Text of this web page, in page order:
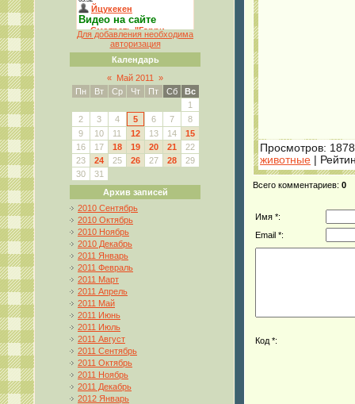
Для добавления необходима
авторизация
Календарь
« Май 2011
»
Пн
Вт Ср Чт Пт Сб
Вс
1
2
3 4 5 6 7
8
9
10 11 12 13 14
15
16
17 18 19 20 21
22
23
24 25 26 27 28
29
30
31
Архив записей
2010 Сентябрь
2010 Октябрь
2010 Ноябрь
2010 Декабрь
2011 Январь
2011 Февраль
2011 Март
2011 Апрель
2011 Май
2011 Июнь
2011 Июль
2011 Август
2011 Сентябрь
2011 Октябрь
2011 Ноябрь
2011 Декабрь
2012 Январь
Просмотров:
животные |
Всего комментариев: 0
Имя *:
Email *:
Код *: